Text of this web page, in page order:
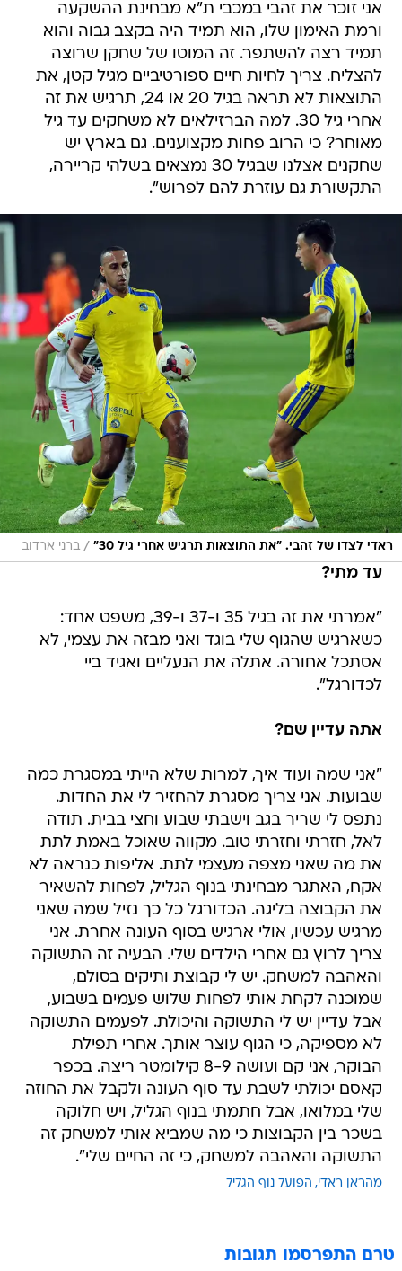
אני זוכר את זהבי במכבי ת"א מבחינת ההשקעה
ורמת האימון שלו, הוא תמיד היה בקצב גבוה והוא
תמיד רצה להשתפר. זה המוטו של שחקן שרוצה
להצליח. צריך לחיות חיים ספורטיביים מגיל קטן, את
התוצאות לא תראה בגיל 20 או 24, תרגיש את זה
אחרי גיל 30. למה הברזילאים לא משחקים עד גיל
מאוחר? כי הרוב פחות מקצוענים. גם בארץ יש
שחקנים אצלנו שבגיל 30 נמצאים בשלהי קריירה,
התקשורת גם עוזרת להם לפרוש".
ראדי לצדו של זהבי. "את התוצאות תרגיש אחרי גיל 30" / ברני ארדוב
עד מתי?
"אמרתי את זה בגיל 35 ו-37 ו-39, משפט אחד:
כשארגיש שהגוף שלי בוגד ואני מבזה את עצמי, לא
אסתכל אחורה. אתלה את הנעליים ואגיד ביי
לכדורגל".
אתה עדיין שם?
"אני שמה ועוד איך, למרות שלא הייתי במסגרת כמה
שבועות. אני צריך מסגרת להחזיר לי את החדות.
נתפס לי שריר בגב וישבתי שבוע וחצי בבית. תודה
לאל, חזרתי וחזרתי טוב. מקווה שאוכל באמת לתת
את מה שאני מצפה מעצמי לתת. אליפות כנראה לא
אקח, האתגר מבחינתי בנוף הגליל, לפחות להשאיר
את הקבוצה בליגה. הכדורגל כל כך נזיל שמה שאני
מרגיש עכשיו, אולי ארגיש בסוף העונה אחרת. אני
צריך לרוץ גם אחרי הילדים שלי. הבעיה זה התשוקה
והאהבה למשחק. יש לי קבוצת ותיקים בסולם,
שמוכנה לקחת אותי לפחות שלוש פעמים בשבוע,
אבל עדיין יש לי התשוקה והיכולת. לפעמים התשוקה
לא מספיקה, כי הגוף עוצר אותך. אחרי תפילת
הבוקר, אני קם ועושה 8-9 קילומטר ריצה. בכפר
קאסם יכולתי לשבת עד סוף העונה ולקבל את החוזה
שלי במלואו, אבל חתמתי בנוף הגליל, ויש חלוקה
בשכר בין הקבוצות כי מה שמביא אותי למשחק זה
התשוקה והאהבה למשחק, כי זה החיים שלי".
מהראן ראדי הפועל נוף הגליל
טרם התפרסמו תגובות